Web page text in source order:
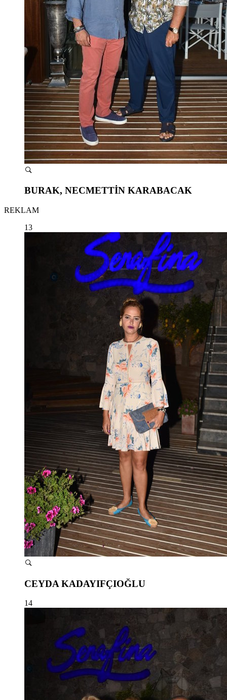
BURAK, NECMETTİN KARABACAK
REKLAM
13
CEYDA KADAYIFÇIOĞLU
14